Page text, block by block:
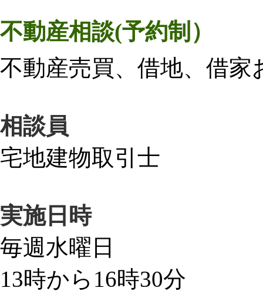
不動産相談(予約制）
不動産売買、借地、借
相談員
宅地建物取引士
実施日時
毎週水曜日
13時から16時30分